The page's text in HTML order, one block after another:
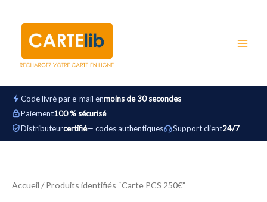
contenu
Code livré par e-mail enmoins de 30 secondes
Paiement100 % sécurisé
Distributeurcertifié— codes authentiques Support client24/7
Accueil / Produits identifiés “Carte PCS 250€”